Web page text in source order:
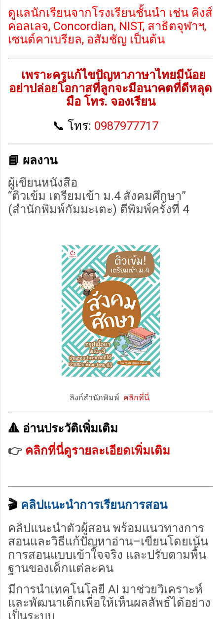
ดูแลนักเรียนจากโรงเรียนชั้นนำ เช่น คิงส์
คอลเลจ, Concordian, NIST, สาธิตจุฬาฯ,
เซนต์คาเบรียล, อสัมชัญ เป็นต้น
เพราะครูแก้ไขปัญหาภาษาไทยมีน้อย
อย่าปล่อยโอกาสที่ลูกจะมีอนาคตที่ดีหลุด
มือ โทร. จองเรียน
📞 โทร: 0987977717
📘 ผลงาน
ผู้เขียนหนังสือ
“ติวเข้ม เตรียมเข้า ม.4 สังคมศึกษา”
(สำนักพิมพ์กัมมะเตะ) ตีพิมพ์ครั้งที่ 4
ลิงก์สำนักพิมพ์ คลิกที่นี่
🔺 อ่านประวัติเพิ่มเติม
👉 คลิกที่นี่ดูรายละเอียดเพิ่มเติม
🎬 คลิปแนะนำการเรียนการสอน
คลิปแนะนำตัวผู้สอน พร้อมแนวทางการ
สอนและวิธีแก้ปัญหาอ่าน–เขียนโดยเน้น
การสอนแบบเข้าใจจริง และปรับตามพื้น
ฐานของเด็กแต่ละคน
มีการนำเทคโนโลยี AI มาช่วยวิเคราะห์
และพัฒนาเด็กเพื่อให้เห็นผลลัพธ์ได้อย่าง
เป็นระบบ